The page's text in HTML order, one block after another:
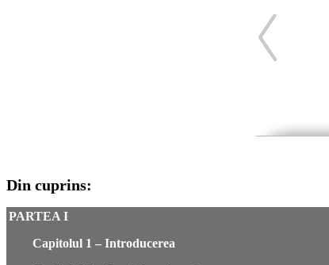
Din cuprins:
PARTEA I
Capitolul 1 – Introducerea